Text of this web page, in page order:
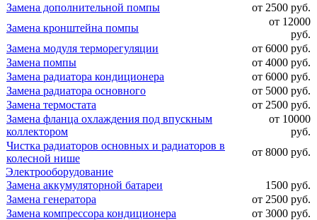
Замена дополнительной помпы
от 2500 руб.
Замена кронштейна помпы
от 12000
руб.
Замена модуля терморегуляции
от 6000 руб.
Замена помпы
от 4000 руб.
Замена радиатора кондиционера
от 6000 руб.
Замена радиатора основного
от 5000 руб.
Замена термостата
от 2500 руб.
Замена фланца охлаждения под впускным
коллектором
от 10000
руб.
Чистка радиаторов основных и радиаторов в
колесной нише
от 8000 руб.
Электрооборудование
Замена аккумуляторной батареи
1500 руб.
Замена генератора
от 2500 руб.
Замена компрессора кондиционера
от 3000 руб.